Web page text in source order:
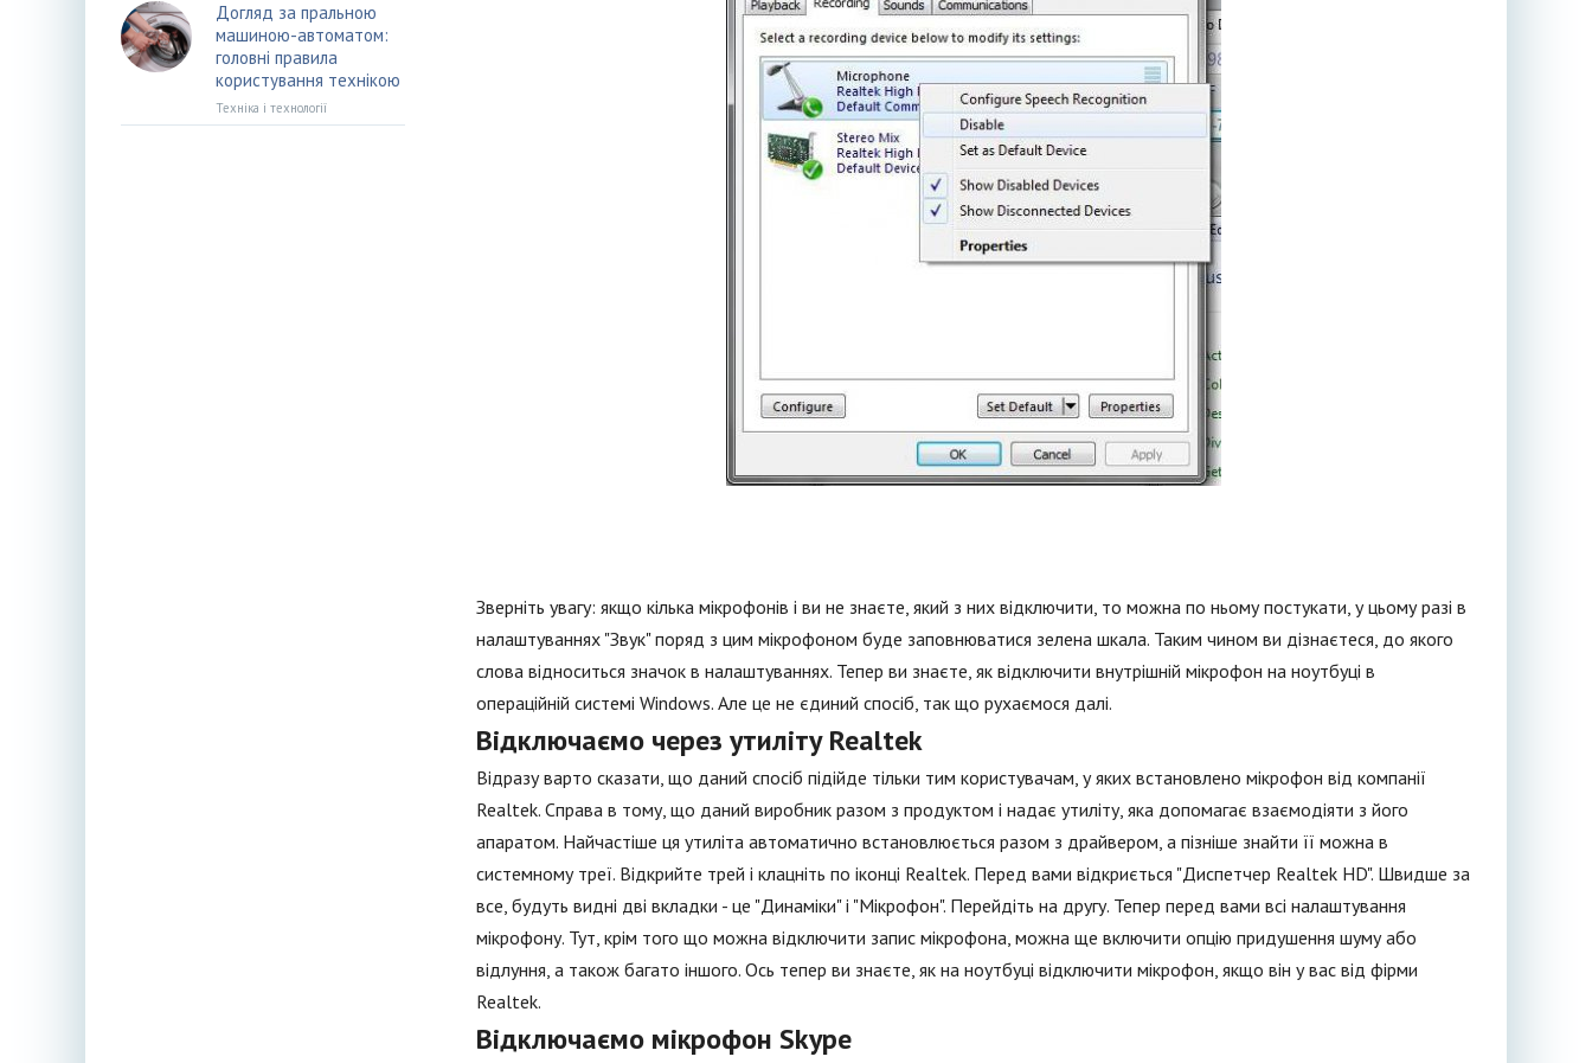
Зверніть увагу: якщо кілька мікрофонів і ви не знаєте, який з них відключити, то можна по ньому постукати, у цьому разі в
налаштуваннях "Звук" поряд з цим мікрофоном буде заповнюватися зелена шкала. Таким чином ви дізнаєтеся, до якого
слова відноситься значок в налаштуваннях. Тепер ви знаєте, як відключити внутрішній мікрофон на ноутбуці в
операційній системі Windows. Але це не єдиний спосіб, так що рухаємося далі.
Відключаємо через утиліту Realtek
Відразу варто сказати, що даний спосіб підійде тільки тим користувачам, у яких встановлено мікрофон від компанії
Realtek. Справа в тому, що даний виробник разом з продуктом і надає утиліту, яка допомагає взаємодіяти з його
апаратом. Найчастіше ця утиліта автоматично встановлюється разом з драйвером, а пізніше знайти її можна в
системному треї. Відкрийте трей і клацніть по іконці Realtek. Перед вами відкриється "Диспетчер Realtek HD". Швидше за
все, будуть видні дві вкладки - це "Динаміки" і "Мікрофон". Перейдіть на другу. Тепер перед вами всі налаштування
мікрофону. Тут, крім того що можна відключити запис мікрофона, можна ще включити опцію придушення шуму або
відлуння, а також багато іншого. Ось тепер ви знаєте, як на ноутбуці відключити мікрофон, якщо він у вас від фірми
Realtek.
Відключаємо мікрофон Skype
Догляд за пральною
машиною-автоматом:
головні правила
користування технікою
Техніка і технології